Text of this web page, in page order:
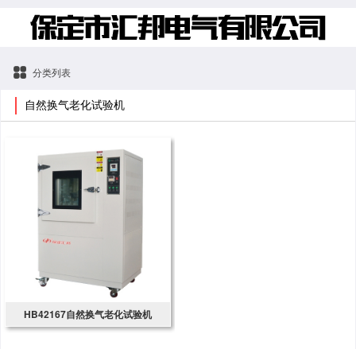
分类列表
自然换气老化试验机
HB42167自然换气老化试验机